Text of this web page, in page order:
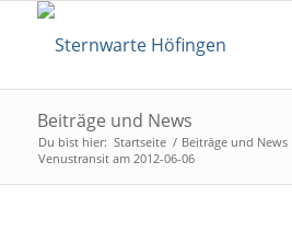
Beiträge und News
Du bist hier: Startseite / Beiträge und News
Venustransit am 2012-06-06